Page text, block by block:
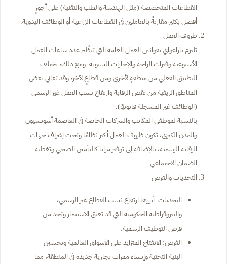
القطاعات المتخصصة (مثل الهندسة والطب والتقنية) على أجورٍ
أفضل بكثير مقارنةً بالعاملين في القطاعات الزراعية أو الوظائف اليدوية.
ظروف العمل
تلتزم باراغواي بقوانين العمل العامة التي تنظّم عدد ساعات العمل
الأسبوعية وفترات الراحة والإجازات السنوية. ومع ذلك، يختلف
التطبيق الفعلي من منطقةٍ لأخرى ومن قطاعٍ لآخر، وقد تعاني بعض
المناطق الريفية من نقص الرقابة وارتفاع نسب العمل غير الرسمي
(الوظائف غير المسجلة قانونيًا).
بالنسبة لموظفي المكاتب والشركات الخاصة في العاصمة أسونسيون
والمدن الكبرى، تكون ظروف العمل أكثر نظامًا وتحت إشراف جهات
الرقابة الرسمية، بالإضافة إلى توفير مزايا كالتأمين الصحي وتغطية
الضمان الاجتماعي.
التحديات والفرص
التحديات: أبرزها ارتفاع نسب القطاع غير الرسمي،
والبيروقراطية الحكومية التي قد تعيق الاستثمار وتحد من
فرص التوظيف الرسمية.
الفرص: الانفتاح المتزايد على الأسواق العالمية وتحسين
البنية التحتية وإنشاء ممرات تجارية جديدة في المنطقة، مما